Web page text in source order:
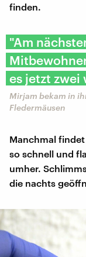
finden.
"Am
es jetzt zwei
Mirjam bekam in
Fledermäusen
Manchmal
so schnell und
umher.
die nachts